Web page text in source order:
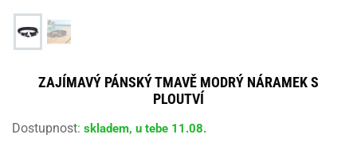
ZAJÍMAVÝ PÁNSKÝ TMAVĚ MODRÝ NÁRAMEK S
PLOUTVÍ
Dostupnost: skladem, u tebe 11.08.